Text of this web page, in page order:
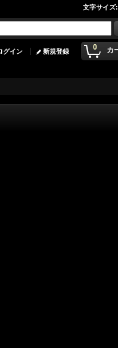
文字サイズ:
0 カ
グイン 新規登録